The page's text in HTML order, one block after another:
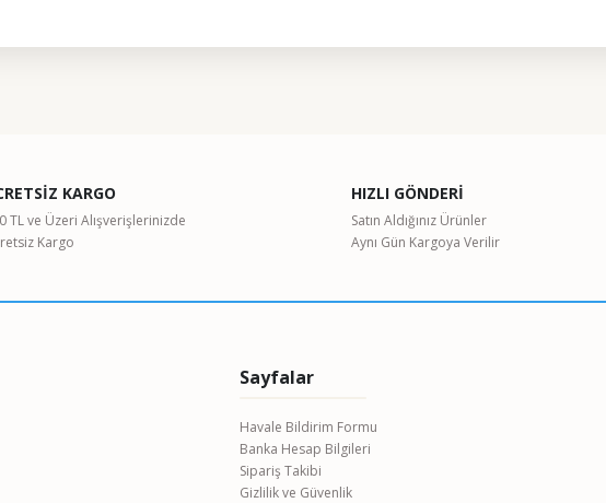
Gönder
KARGO
TL ve Üzeri Alışverişlerinizde
Kargo
HIZLI GÖNDERİ
Satın Aldığınız Ürünler
Aynı Gün Kargoya Verilir
Sayfalar
Havale Bildirim Formu
Banka Hesap Bilgileri
Sipariş Takibi
Gizlilik ve Güvenlik